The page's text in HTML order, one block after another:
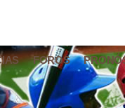
FOROS